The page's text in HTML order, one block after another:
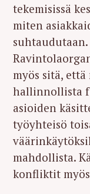
tekemisissä
miten
suhtaudutaan.
myös sitä,
hallinnollista
asioiden
työyhteisö
mahdollista.
konfliktit